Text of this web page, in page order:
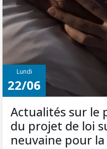
Lundi
22/06
Actualités sur le
du projet de loi
neuvaine pour la